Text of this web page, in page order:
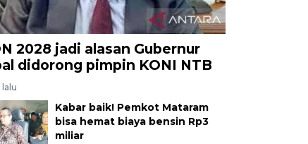
2028 jadi alasan Gubernur
didorong pimpin KONI NTB
lalu
Kabar baik! Pemkot Mataram
bisa hemat biaya bensin Rp3
miliar